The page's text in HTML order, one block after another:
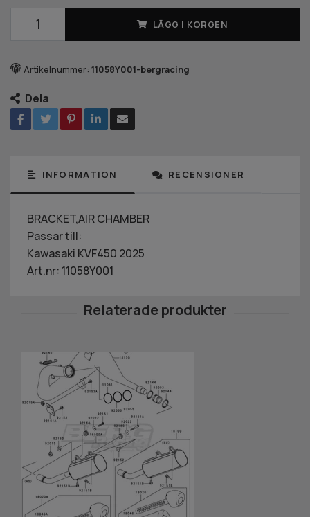
LÄGG I KORGEN
Artikelnummer: 11058Y001-bergracing
Dela
INFORMATION RECENSIONER
BRACKET,AIR CHAMBER
Passar till:
Kawasaki KVF450 2025
Art.nr: 11058Y001